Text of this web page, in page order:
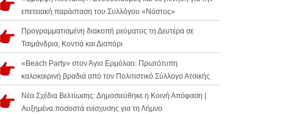
επετειακή παράσταση του Συλλόγου «Νόστος»
Προγραμματισμένη διακοπή ρεύματος τη Δευτέρα σε
Τσιμάνδρια, Κοντιά και Διαπόρι
«Beach Party» στον Άγιο Ερμόλαο: Πρωτότυπη
καλοκαιρινή βραδιά από τον Πολιτιστικό Σύλλογο Ατσικής
Νέα Σχέδια Βελτίωσης: Δημοσιεύθηκε η Κοινή Απόφαση |
Αυξημένα ποσοστά ενίσχυσης για τη Λήμνο